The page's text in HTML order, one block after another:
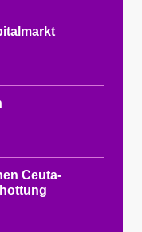
Ceuta-